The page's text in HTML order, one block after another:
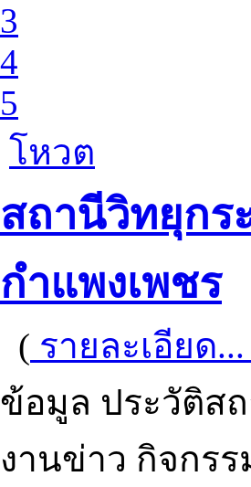
3
4
5
โหวต
สถานีวิทยุกร
กำแพงเพชร
( รายละเอียด...
ข้อมูล ประวัติส
งานข่าว กิจกร